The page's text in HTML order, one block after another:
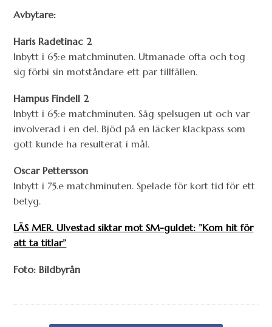
Avbytare:
Haris Radetinac 2
Inbytt i 65:e matchminuten. Utmanade ofta och tog
sig förbi sin motståndare ett par tillfällen.
Hampus Findell 2
Inbytt i 65:e matchminuten. Såg spelsugen ut och var
involverad i en del. Bjöd på en läcker klackpass som
gott kunde ha resulterat i mål.
Oscar Pettersson
Inbytt i 75.e matchminuten. Spelade för kort tid för ett
betyg.
LÄS MER. Ulvestad siktar mot SM-guldet: ”Kom hit för
att ta titlar”
Foto: Bildbyrån